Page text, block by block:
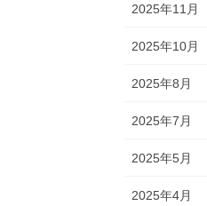
2025年11月
2025年10月
2025年8月
2025年7月
2025年5月
2025年4月